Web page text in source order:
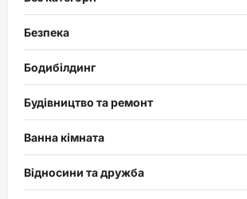
Безпека
Бодибілдинг
Будівництво та ремонт
Ванна кімната
Відносини та дружба